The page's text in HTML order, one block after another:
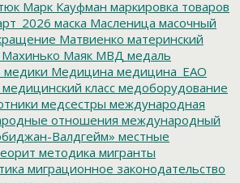
Марк Кауфман маркировка товаров
маска Масленица масочный
Матвиенко материнский
Махинько Маяк МВД медаль
медики Медицина медицина_ЕАО
медицинский класс медоборудование
медсестры международная
отношения международный
Валдгейм» местные
методика мигранты
миграционное законодательство